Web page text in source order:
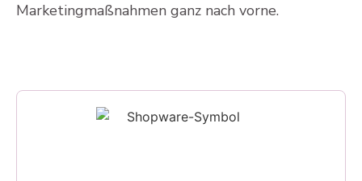
Marketingmaßnahmen ganz nach vorne.